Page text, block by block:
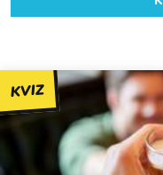
KVIZ